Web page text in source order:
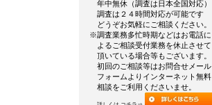
年中無休（調査は日本全国対応）
調査は２４時間対応が可能です
どうぞお気軽にご相談ください。
※調査業務多忙時期などはお電話に
よるご相談受付業務を休止させて
頂いている場合等もございます。
初回のご相談等はお問合せメール
フォームよりインターネット無料
相談をご利用くださいませ。